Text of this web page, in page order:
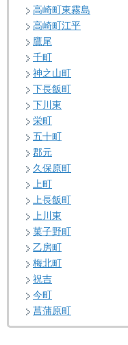
高崎町東霧島
高崎町江平
鷹尾
千町
神之山町
下長飯町
下川東
栄町
五十町
郡元
久保原町
上町
上長飯町
上川東
菓子野町
乙房町
梅北町
祝吉
今町
菖蒲原町